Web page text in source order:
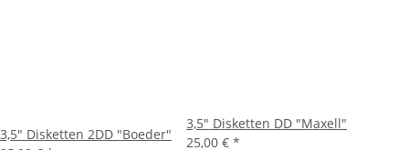
3,5" Disketten 2DD "Boeder"
3,5" Disketten DD "Maxell"
25,00 € *